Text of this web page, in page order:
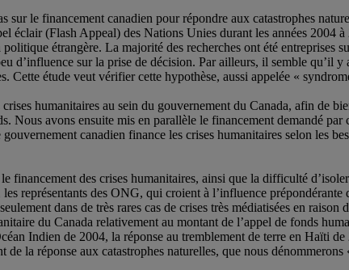
le financement canadien pour répondre aux catastrophes
éclair (Flash Appeal) des Nations Unies durant les années 2004
étrangère. La majorité des recherches ont été entreprises
d’influence sur la prise de décision. Par ailleurs, il semble qu’il y
Cette étude veut vérifier cette hypothèse, aussi appelée «
humanitaires au sein du gouvernement du Canada, afin de
Nous avons ensuite mis en parallèle le financement demandé
canadien finance les crises humanitaires selon les
financement des crises humanitaires, ainsi que la difficulté
représentants des ONG, qui croient à l’influence prépondérante
dans de très rares cas de crises très médiatisées en raison
du Canada relativement au montant de l’appel de fonds
Indien de 2004, la réponse au tremblement de terre en Haïti
la réponse aux catastrophes naturelles, que nous